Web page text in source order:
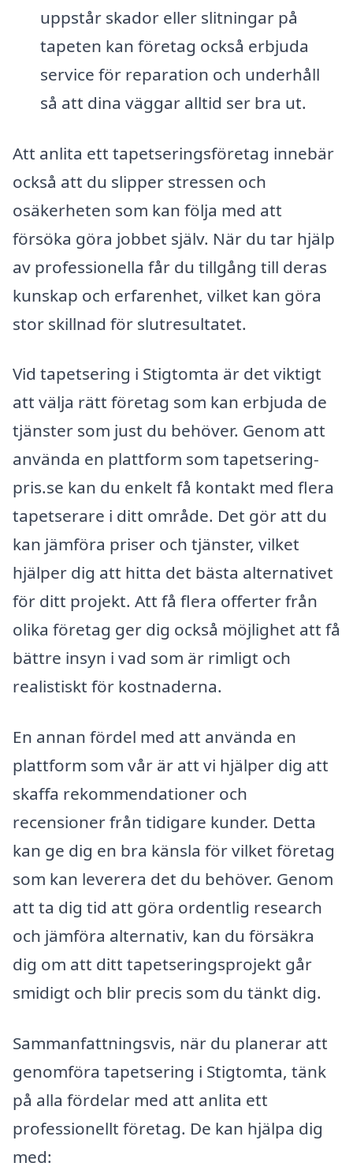
uppstår skador eller slitningar på
tapeten kan företag också erbjuda
service för reparation och underhåll
så att dina väggar alltid ser bra ut.
Att anlita ett tapetseringsföretag innebär
också att du slipper stressen och
osäkerheten som kan följa med att
försöka göra jobbet själv. När du tar hjälp
av professionella får du tillgång till deras
kunskap och erfarenhet, vilket kan göra
stor skillnad för slutresultatet.
Vid tapetsering i Stigtomta är det viktigt
att välja rätt företag som kan erbjuda de
tjänster som just du behöver. Genom att
använda en plattform som tapetsering-
pris.se kan du enkelt få kontakt med flera
tapetserare i ditt område. Det gör att du
kan jämföra priser och tjänster, vilket
hjälper dig att hitta det bästa alternativet
för ditt projekt. Att få flera offerter från
olika företag ger dig också möjlighet att få
bättre insyn i vad som är rimligt och
realistiskt för kostnaderna.
En annan fördel med att använda en
plattform som vår är att vi hjälper dig att
skaffa rekommendationer och
recensioner från tidigare kunder. Detta
kan ge dig en bra känsla för vilket företag
som kan leverera det du behöver. Genom
att ta dig tid att göra ordentlig research
och jämföra alternativ, kan du försäkra
dig om att ditt tapetseringsprojekt går
smidigt och blir precis som du tänkt dig.
Sammanfattningsvis, när du planerar att
genomföra tapetsering i Stigtomta, tänk
på alla fördelar med att anlita ett
professionellt företag. De kan hjälpa dig
med: